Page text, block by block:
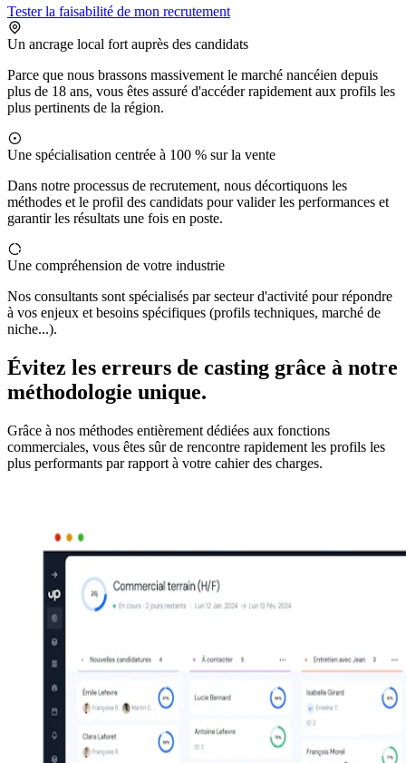
Tester la faisabilité de mon recrutement
Un ancrage local fort auprès des candidats
Parce que nous brassons massivement le marché nancéien depuis
plus de 18 ans, vous êtes assuré d'accéder rapidement aux profils les
plus pertinents de la région.
Une spécialisation centrée à 100 % sur la vente
Dans notre processus de recrutement, nous décortiquons les
méthodes et le profil des candidats pour valider les performances et
garantir les résultats une fois en poste.
Une compréhension de votre industrie
Nos consultants sont spécialisés par secteur d'activité pour répondre
à vos enjeux et besoins spécifiques (profils techniques, marché de
niche...).
Évitez les erreurs de casting grâce à notre
méthodologie unique.
Grâce à nos méthodes entièrement dédiées aux fonctions
commerciales, vous êtes sûr de rencontre rapidement les profils les
plus performants par rapport à votre cahier des charges.